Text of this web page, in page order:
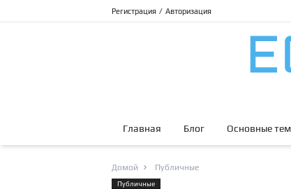
Регистрация / Авторизация
Главная Блог Основные
Домой Публичные
Публичные